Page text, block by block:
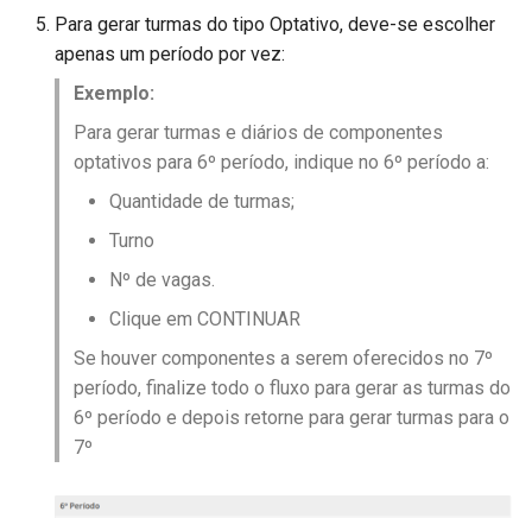
Para gerar turmas do tipo Optativo, deve-se escolher
apenas um período por vez​:
Exemplo:
Para gerar turmas e diários de componentes
optativos para 6º período, indique no 6º período a:​
Quantidade de turmas​;
Turno​
Nº de vagas.​
Clique em CONTINUAR​
Se houver componentes a serem oferecidos no 7º
período, finalize todo o fluxo para gerar as turmas do
6º período e depois retorne para gerar turmas para o
7º